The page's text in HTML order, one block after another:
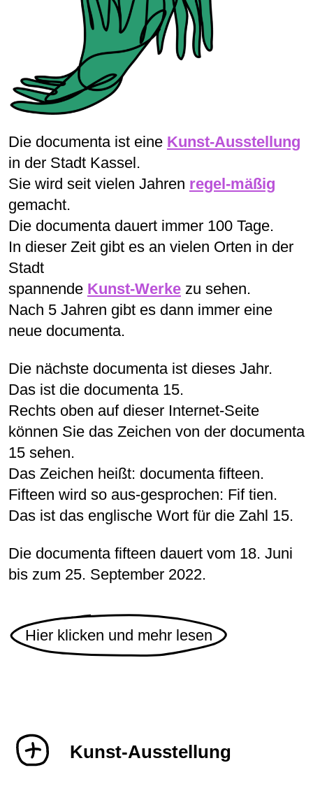
Die documenta ist eine Kunst-Ausstellung
in der Stadt Kassel.
Sie wird seit vielen Jahren regel-mäßig
gemacht.
Die documenta dauert immer 100 Tage.
In dieser Zeit gibt es an vielen Orten in der
Stadt
spannende Kunst-Werkezu sehen.
Nach 5 Jahren gibt es dann immer eine
neue documenta.
Die nächste documenta ist dieses Jahr.
Das ist die documenta 15.
Rechts oben auf dieser Internet-Seite
können Sie das Zeichen von der documenta
15 sehen.
Das Zeichen heißt: documenta fifteen.
Fifteen wird so aus-gesprochen: Fif tien.
Das ist das englische Wort für die Zahl 15.
Die documenta fifteen dauert vom 18. Juni
bis zum 25. September 2022.
Hier klicken und mehr lesen
Kunst-Ausstellung